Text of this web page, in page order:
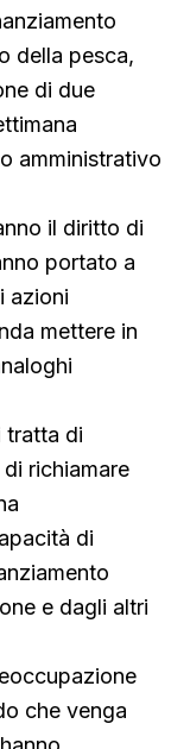
della pesca,
di due
amministrativo
il diritto di
portato a
azioni
mettere in
tratta di
richiamare
di
e dagli altri
che venga